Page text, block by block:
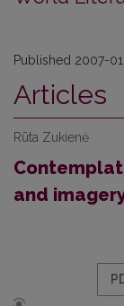
Published 2007-
Articles
Rūta Zukienė
and